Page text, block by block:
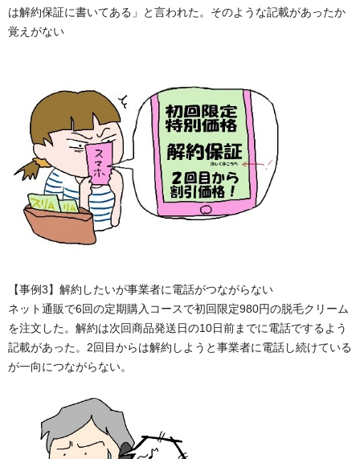
は解約保証に書いてある」と言われた。そのような記載があったか
覚えがない
【事例3】解約したいが事業者に電話がつながらない
ネット通販で6回の定期購入コースで初回限定980円の脱毛クリーム
を注文した。解約は次回商品発送日の10日前までに電話でするよう
記載があった。2回目からは解約しようと事業者に電話し続けている
が一向につながらない。